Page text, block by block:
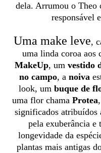
dela. Arrumou o Theo
responsável
Uma make leve,
uma linda coroa aos
MakeUp, um vestido
no campo, a noiva
look, um buque de
uma flor chama Protea
significados atribuídos
pela exuberância e
longevidade da
plantas mais antigas